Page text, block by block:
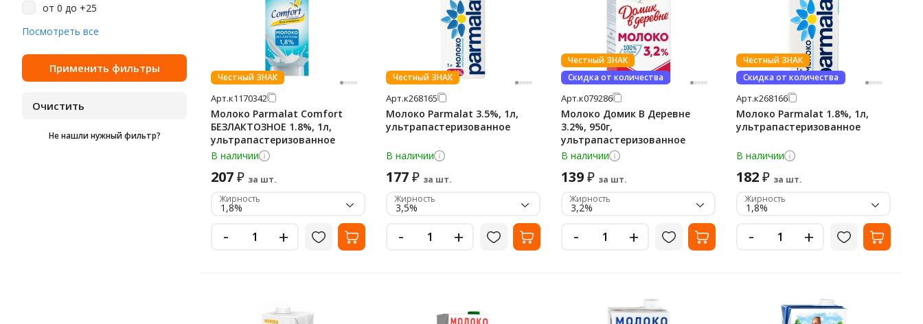
270
365
7 месяцев
от 0 до +25
от 0 до +6
Посмотреть все
Не нашли нужный фильтр?
Честный ЗНАК
Арт.к1170342
Молоко Parmalat Comfort
БЕЗЛАКТОЗНОЕ 1.8%, 1л,
ультрапастеризованное
В наличии
207₽ за шт.
Жирность
1,8%
- +
Честный ЗНАК
Арт.к268165
Молоко Parmalat 3.5%, 1л,
ультрапастеризованное
В наличии
177₽ за шт.
Жирность
3,5%
- +
Честный ЗНАК
Скидка от количества
Арт.к079286
Молоко Домик В Деревне
3.2%, 950г,
ультрапастеризованное
В наличии
139₽ за шт.
Жирность
3,2%
- +
Честный ЗНАК
Скидка от количества
Арт.к268166
Молоко Parmalat 1.8%, 1л,
ультрапастеризованное
В наличии
182₽ за шт.
Жирность
1,8%
- +